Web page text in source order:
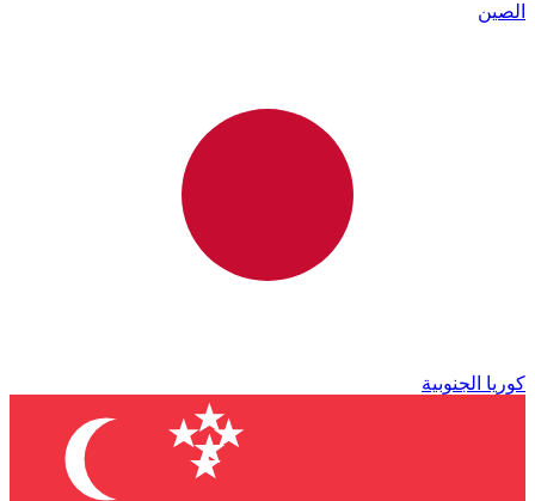
الصين
كوريا الجنوبية